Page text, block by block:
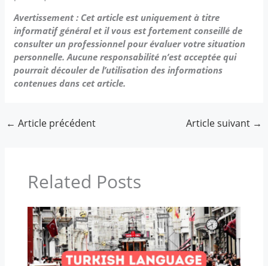
Avertissement : Cet article est uniquement à titre
informatif général et il vous est fortement conseillé de
consulter un professionnel pour évaluer votre situation
personnelle. Aucune responsabilité n’est acceptée qui
pourrait découler de l’utilisation des informations
contenues dans cet article.
← Article précédent Article suivant →
Related Posts